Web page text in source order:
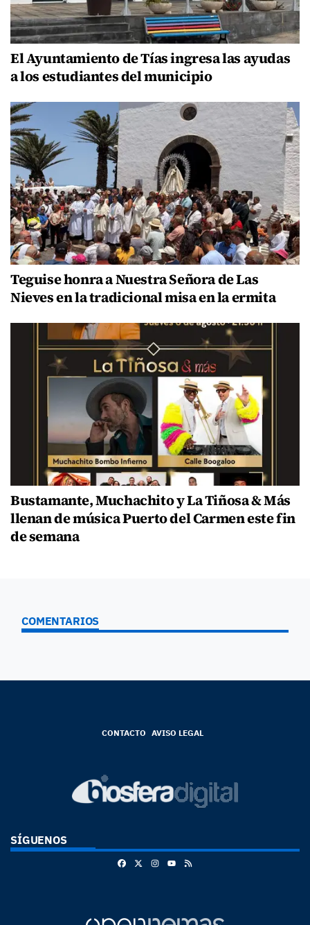
El Ayuntamiento de Tías ingresa las ayudas
a los estudiantes del municipio
Teguise honra a Nuestra Señora de Las
Nieves en la tradicional misa en la ermita
Bustamante, Muchachito y La Tiñosa & Más
llenan de música Puerto del Carmen este fin
de semana
COMENTARIOS
CONTACTO AVISO LEGAL
SÍGUENOS
FacebookInstagram